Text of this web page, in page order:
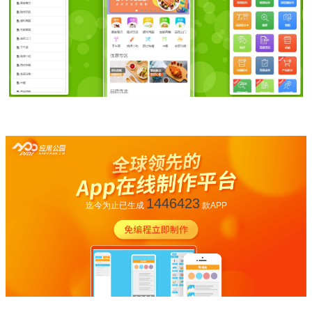
迄今为止已生成 1446423款APP